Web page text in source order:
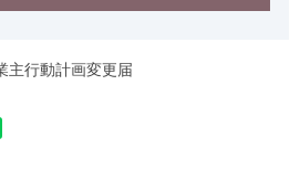
行動計画変更届